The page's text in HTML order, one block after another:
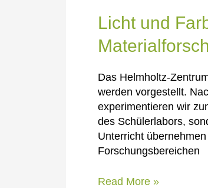
Licht und
Das Helmholtz-
werden vorgestellt.
experimentieren wir
des Schülerlabors,
Unterricht
Forschungsbereichen
Licht
Read More »